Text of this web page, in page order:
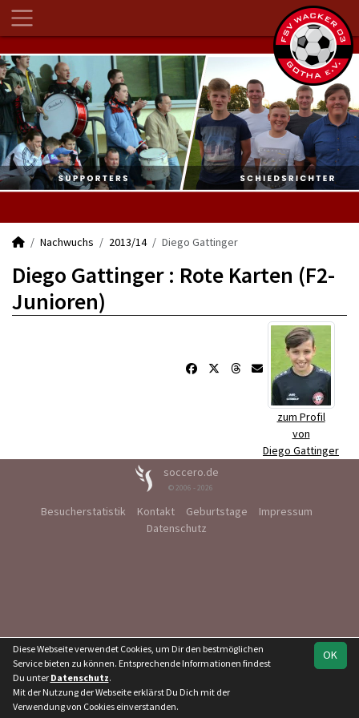
Nachwuchs 2013/14 Diego Gattinger
Diego Gattinger : Rote Karten (F2-
Junioren)
zum Profil
von
Diego Gattinger
soccero.de
© 2006 - 2026
Besucherstatistik Kontakt Geburtstage
Impressum
Datenschutz
OK
Diese Webseite verwendet Cookies, um Dir den bestmöglichen
Service bieten zu können. Entsprechende Informationen findest
Du unter Datenschutz.
Mit der Nutzung der Webseite erklärst Du Dich mit der
Verwendung von Cookies einverstanden.